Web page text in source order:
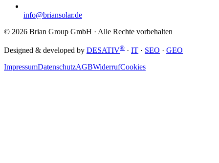
info@briansolar.de
© 2026 Brian Group GmbH · Alle Rechte vorbehalten
Designed & developed by DESATIV® · IT · SEO · GEO
ImpressumDatenschutzAGBWiderrufCookies